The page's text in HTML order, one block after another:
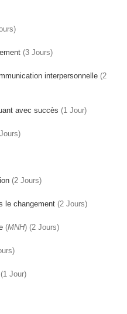
(3 Jours)
interpersonnelle (2
avec succès (1 Jour)
(2 Jours)
le changement (2 Jours)
(MNH) (2 Jours)
(1 Jour)